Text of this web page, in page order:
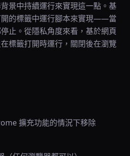
景中持續運行來實現這一點。基
的標籤中運行腳本來實現——當
止。從隱私角度來看，基於網頁
標籤打開時運行，關閉後在瀏覽
擴充功能的情況下移除